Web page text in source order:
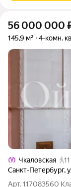
56 000 000
145,9 м² 4-комн.
Чкаловская
Санкт-Петербург,
Арт. 117083560